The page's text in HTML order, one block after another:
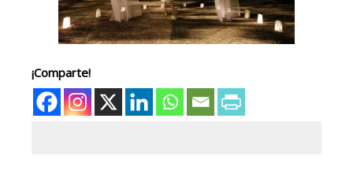
¡Comparte!